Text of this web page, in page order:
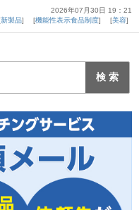
2026年07月30日 19：21
新製品 機能性表示食品制度 美容